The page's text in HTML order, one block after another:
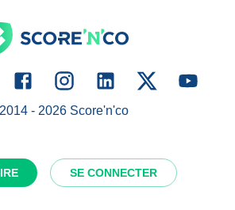
SE CONNECTER
- 2026Score'n'co